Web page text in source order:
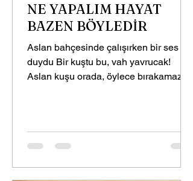
NE YAPALIM HAYAT
BAZEN BÖYLEDİR
Aslan bahçesinde çalışırken bir ses
duydu Bir kuştu bu, vah yavrucak!
Aslan kuşu orada, öylece bırakamazdı.
yelelerinin arasına, başının üstüne
koydu kuşu ve ekledi: ‘’Burada
hayat başlamıştı. Kuş çıkıp gelene